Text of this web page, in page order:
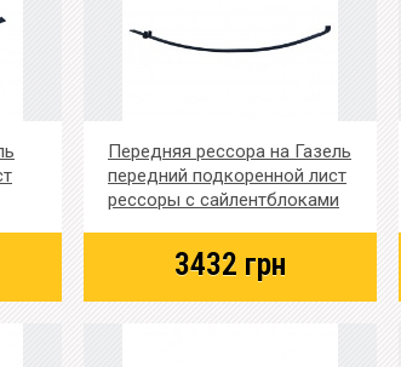
Передняя рессора на Газель
передний подкоренной лист
рессоры с сайлентблоками
3432 грн